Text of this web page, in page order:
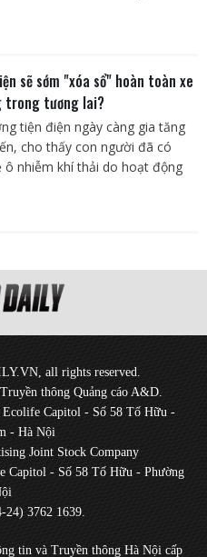
sẽ sớm "xóa sổ" hoàn toàn xe
trong tương lai?
tiện điện ngày càng gia tăng
cho thấy con người đã có
nhiễm khí thải do hoạt động
all rights reserved.
thông Quảng cáo A&D.
Capitol - Số 58 Tố Hữu -
- Hà Nội
Joint Stock Company
Capitol - Số 58 Tố Hữu - Phường
24) 3762 1639.
tin và Truyền thông Hà Nội cấp